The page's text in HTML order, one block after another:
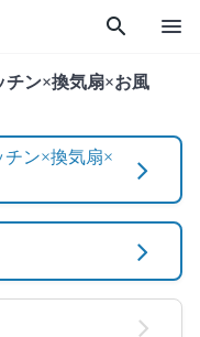
search menu
チン×換気扇×お風
チン×換気扇×